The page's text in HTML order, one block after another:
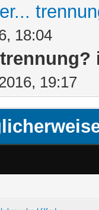
18:04
19:17